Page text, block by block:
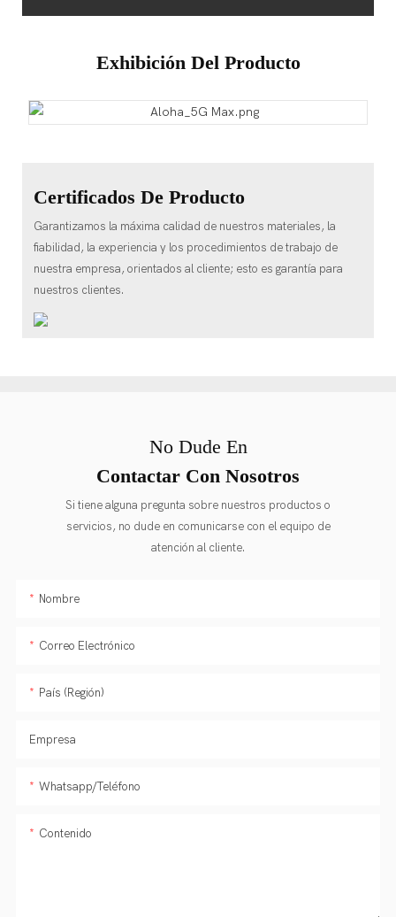
Exhibición Del Producto
Certificados De Producto
Garantizamos la máxima calidad de nuestros materiales, la
fiabilidad, la experiencia y los procedimientos de trabajo de
nuestra empresa, orientados al cliente; esto es garantía para
nuestros clientes.
No Dude En
Contactar Con Nosotros
Si tiene alguna pregunta sobre nuestros productos o
servicios, no dude en comunicarse con el equipo de
atención al cliente.
Nombre
Correo Electrónico
País (Región)
Empresa
Whatsapp/Teléfono
Contenido